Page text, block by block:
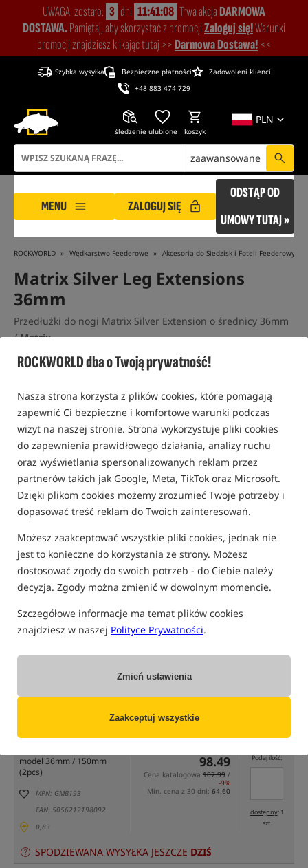
ROCKWORLD dba o Twoją prywatność!
Nasza strona korzysta z plików cookies, które pomagają
zapewnić Ci bezpieczne i komfortowe warunki podczas
wizyt na naszej stronie. Strona wykorzystuje pliki cookies
do zapewnienia prawidłowego działania, analizy ruchu
oraz wyświetlania spersonalizowanych reklam przez
partnerów takich jak Google, Meta, TikTok oraz Microsoft.
Dzięki plikom cookies możemy zrozumieć Twoje potrzeby i
dopasować treść reklam do Twoich zainteresowań.
Możesz zaakceptować wszystkie pliki cookies, jednak nie
jest to konieczne do korzystania ze strony. Możesz
dostosować zgody do swoich potrzeb - do Ciebie należy
decyzja. Zgody można zmienić w dowolnym momencie.
Szczegółowe informacje ma temat plików cookies
znajdziesz w naszej Polityce Prywatności.
Zmień ustawienia
Zaakceptuj wszystkie
UWAGA! zostało: 3 dni 11:41:08 Trwa akcjaDARMOWA
DOSTAWA.Pamiętaj, aby skorzystać z promocjiZaloguj się!Warunki
promocji znajdziesz klikając tutaj >>Darmowa Dostawa! <<
Szybka wysyłka Bezpieczne płatności
Zadowoleni klienci
+48 883 474 729
PLN
śledzenie ulubione koszyk
zaawansowane
MENU ZALOGUJ SIĘ
ODSTĄP OD
UMOWY TUTAJ »
ROCKWORLD Wędkarstwo Feederowe Akcesoria do Siedzisk i Foteli Feederowych
Matrix Silver Leg Extensions
36mm
Przedłużki do nogi Matrix Silver Extension o średnicy 36mm
/Matrix
0,0
tylko produkty na"naszym magazynie"
Opcja Cena PLN Ilość
model 36mm / 150mm
(2pcs)
MPN: GMB193
EAN: 5056212198092
0,83
98.49
Cena katalogowa 107.99 /
-9%
Min. cena z 30 dni: 64.60
Podaj ilość:
dostępny: 1
szt.
SPODZIEWANA WYSYŁKA JESZCZE DZIŚ